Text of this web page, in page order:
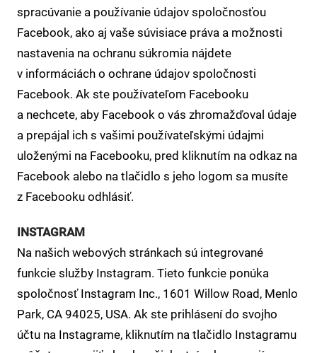
spracúvanie a používanie údajov spoločnosťou
Facebook, ako aj vaše súvisiace práva a možnosti
nastavenia na ochranu súkromia nájdete
v informáciách o ochrane údajov spoločnosti
Facebook. Ak ste používateľom Facebooku
a nechcete, aby Facebook o vás zhromažďoval údaje
a prepájal ich s vašimi používateľskými údajmi
uloženými na Facebooku, pred kliknutím na odkaz na
Facebook alebo na tlačidlo s jeho logom sa musíte
z Facebooku odhlásiť.
INSTAGRAM
Na našich webových stránkach sú integrované
funkcie služby Instagram. Tieto funkcie ponúka
spoločnosť Instagram Inc., 1601 Willow Road, Menlo
Park, CA 94025, USA. Ak ste prihlásení do svojho
účtu na Instagrame, kliknutím na tlačidlo Instagramu